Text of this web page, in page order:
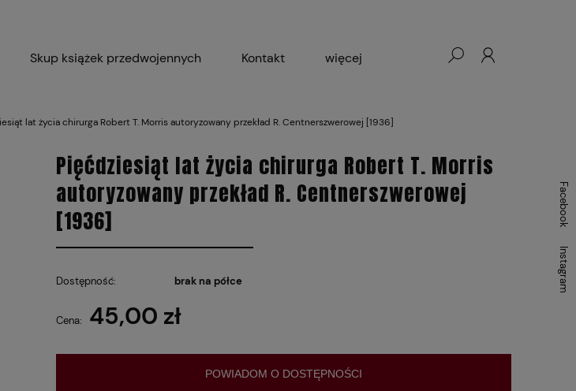
Skup książek przedwojennych Kontakt więcej
lat życia chirurga Robert T. Morris autoryzowany przekład R. Centnerszwerowej [1936]
Pięćdziesiąt lat życia chirurga Robert T. Morris
autoryzowany przekład R. Centnerszwerowej
[1936]
Dostępność: brak na półce
Cena: 45,00 zł
POWIADOM O DOSTĘPNOŚCI
Facebook
Instagram